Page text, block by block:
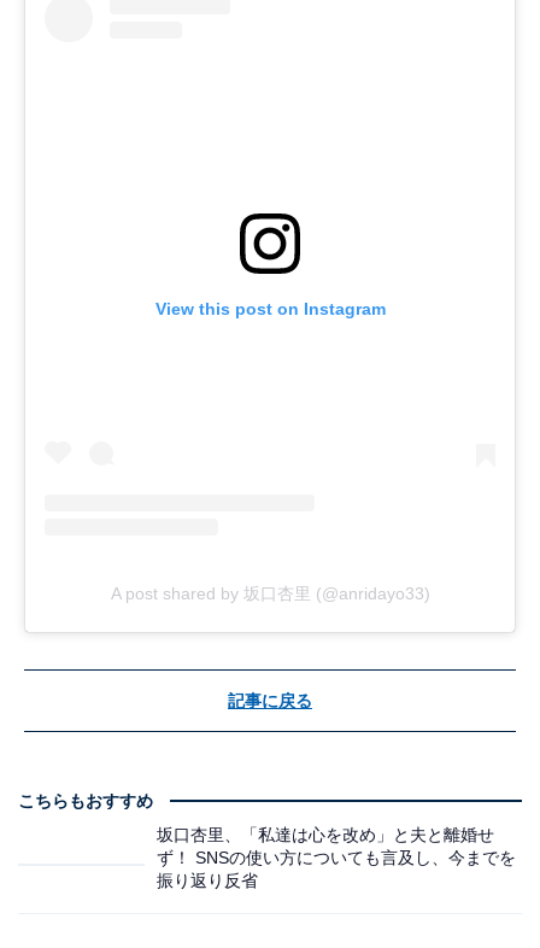
View this post on Instagram
A post shared by 坂口杏里 (@anridayo33)
記事に戻る
こちらもおすすめ
坂口杏里、「私達は心を改め」と夫と離婚せ
ず！ SNSの使い方についても言及し、今までを
振り返り反省